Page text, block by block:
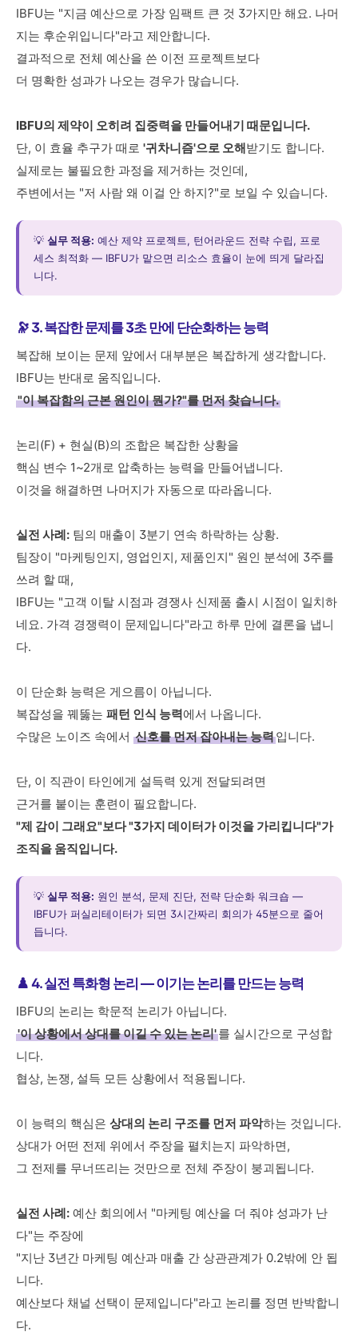
IBFU는 "지금 예산으로 가장 임팩트 큰 것 3가지만 해요. 나머
지는 후순위입니다"라고 제안합니다.
결과적으로 전체 예산을 쓴 이전 프로젝트보다
더 명확한 성과가 나오는 경우가 많습니다.
IBFU의 제약이 오히려 집중력을 만들어내기 때문입니다.
단, 이 효율 추구가 때로 '귀차니즘'으로 오해받기도 합니다.
실제로는 불필요한 과정을 제거하는 것인데,
주변에서는 "저 사람 왜 이걸 안 하지?"로 보일 수 있습니다.
💡 실무 적용: 예산 제약 프로젝트, 턴어라운드 전략 수립, 프로
세스 최적화 — IBFU가 맡으면 리소스 효율이 눈에 띄게 달라집
니다.
🔭 3. 복잡한 문제를 3초 만에 단순화하는 능력
복잡해 보이는 문제 앞에서 대부분은 복잡하게 생각합니다.
IBFU는 반대로 움직입니다.
"이 복잡함의 근본 원인이 뭔가?"를 먼저 찾습니다.
논리(F) + 현실(B)의 조합은 복잡한 상황을
핵심 변수 1~2개로 압축하는 능력을 만들어냅니다.
이것을 해결하면 나머지가 자동으로 따라옵니다.
실전 사례: 팀의 매출이 3분기 연속 하락하는 상황.
팀장이 "마케팅인지, 영업인지, 제품인지" 원인 분석에 3주를
쓰려 할 때,
IBFU는 "고객 이탈 시점과 경쟁사 신제품 출시 시점이 일치하
네요. 가격 경쟁력이 문제입니다"라고 하루 만에 결론을 냅니
다.
이 단순화 능력은 게으름이 아닙니다.
복잡성을 꿰뚫는 패턴 인식 능력에서 나옵니다.
수많은 노이즈 속에서 신호를 먼저 잡아내는 능력입니다.
단, 이 직관이 타인에게 설득력 있게 전달되려면
근거를 붙이는 훈련이 필요합니다.
"제 감이 그래요"보다 "3가지 데이터가 이것을 가리킵니다"가
조직을 움직입니다.
💡 실무 적용: 원인 분석, 문제 진단, 전략 단순화 워크숍 —
IBFU가 퍼실리테이터가 되면 3시간짜리 회의가 45분으로 줄어
듭니다.
♟️ 4. 실전 특화형 논리 — 이기는 논리를 만드는 능력
IBFU의 논리는 학문적 논리가 아닙니다.
'이 상황에서 상대를 이길 수 있는 논리'를 실시간으로 구성합
니다.
협상, 논쟁, 설득 모든 상황에서 적용됩니다.
이 능력의 핵심은 상대의 논리 구조를 먼저 파악하는 것입니다.
상대가 어떤 전제 위에서 주장을 펼치는지 파악하면,
그 전제를 무너뜨리는 것만으로 전체 주장이 붕괴됩니다.
실전 사례: 예산 회의에서 "마케팅 예산을 더 줘야 성과가 난
다"는 주장에
"지난 3년간 마케팅 예산과 매출 간 상관관계가 0.2밖에 안 됩
니다.
예산보다 채널 선택이 문제입니다"라고 논리를 정면 반박합니
다.